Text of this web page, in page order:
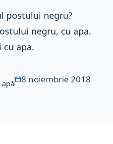
postului negru?
negru, cu apa.
apa.
8 noiembrie 2018